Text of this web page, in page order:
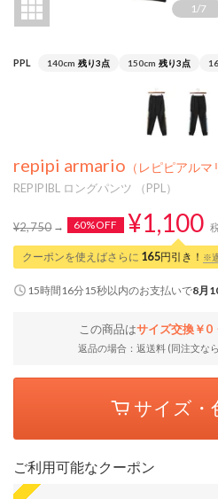
1 /7
PPL 140cm 残り3点 150cm 残り3点
repipi armario （レピピアルマ
REPIPIBL ロングパンツ （PPL）
¥2,750 60%OFF ¥1,100
クーポンを使えばさらに 165円引き！ ※
15時間16分14秒以内のお支払いで8月
この商品はサイズ交換￥0
返品の場合：返送料 (同注文な
サイズ・
ご利用可能なクーポン